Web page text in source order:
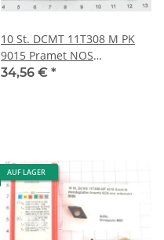
10 St. DCMT 11T308 M PK
9015 Pramet NOS
34,56 € *
AUF LAGER